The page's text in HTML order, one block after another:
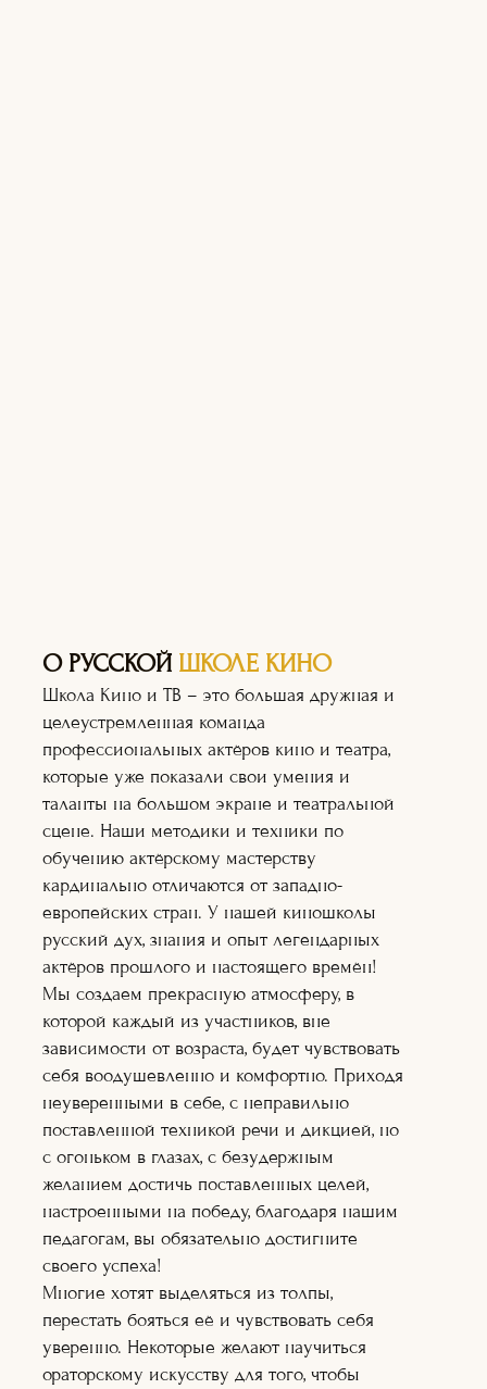
мастерство
Оператор+монт
аж
Режиссура
Художник по
гриму
Теле-
Ораторское
искусство
Кинопроект+съё
Сценарное дело
Видеоблогер
Журналистика
Подробнее
Подробне
е
О РУССКОЙ ШКОЛЕ КИНО
Школа Кино и ТВ – это большая дружная и
целеустремленная команда
профессиональных актёров кино и театра,
которые уже показали свои умения и
таланты на большом экране и театральной
сцене. Наши методики и техники по
обучению актёрскому мастерству
кардинально отличаются от западно-
европейских стран. У нашей киношколы
русский дух, знания и опыт легендарных
актёров прошлого и настоящего времён!
Мы создаем прекрасную атмосферу, в
которой каждый из участников, вне
зависимости от возраста, будет чувствовать
себя воодушевленно и комфортно. Приходя
неуверенными в себе, с неправильно
поставленной техникой речи и дикцией, но
с огоньком в глазах, с безудержным
желанием достичь поставленных целей,
настроенными на победу, благодаря нашим
педагогам, вы обязательно достигните
своего успеха!
Многие хотят выделяться из толпы,
перестать бояться её и чувствовать себя
уверенно. Некоторые желают научиться
ораторскому искусству для того, чтобы